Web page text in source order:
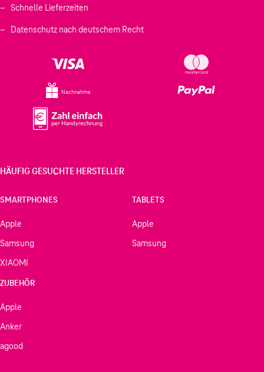
Schnelle Lieferzeiten
Datenschutz nach deutschem Recht
Nachnahme
HÄUFIG GESUCHTE HERSTELLER
SMARTPHONES
Apple
Samsung
XIAOMI
TABLETS
Apple
Samsung
ZUBEHÖR
Apple
Anker
agood